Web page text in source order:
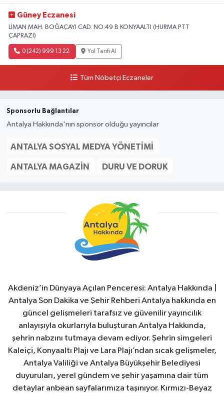
Güney Eczanesi
LİMAN MAH. BOĞAÇAYI CAD. NO:49 B KONYAALTI (HURMA PTT
ÇAPRAZI)
0 (242) 999 13 22 Yol Tarifi Al
Tüm Nöbetçi Eczaneler
Sponsorlu Bağlantılar
Antalya Hakkında'nın sponsor olduğu yayıncılar
ANTALYA SOSYAL MEDYA YÖNETIMI
ANTALYA MAGAZIN DURU VE DORUK
Akdeniz’in Dünyaya Açılan Penceresi: Antalya Hakkında |
Antalya Son Dakika ve Şehir Rehberi Antalya hakkında en
güncel gelişmeleri tarafsız ve güvenilir yayıncılık
anlayışıyla okurlarıyla buluşturan Antalya Hakkında,
şehrin nabzını tutmaya devam ediyor. Şehrin simgeleri
Kaleiçi, Konyaaltı Plajı ve Lara Plajı’ndan sıcak gelişmeler,
Antalya Valiliği ve Antalya Büyükşehir Belediyesi
duyuruları, yerel gündem ve şehir yaşamına dair tüm
detaylar anbean sayfalarımıza taşınıyor. Kırmızı-Beyaz